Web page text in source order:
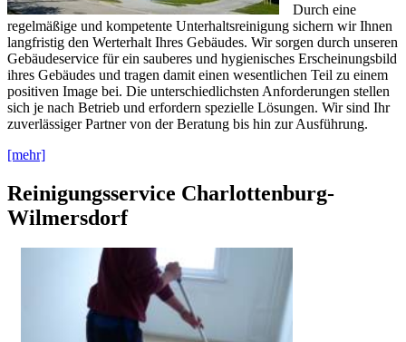
Durch eine
regelmäßige und kompetente Unterhaltsreinigung sichern wir Ihnen
langfristig den Werterhalt Ihres Gebäudes. Wir sorgen durch unseren
Gebäudeservice für ein sauberes und hygienisches Erscheinungsbild
ihres Gebäudes und tragen damit einen wesentlichen Teil zu einem
positiven Image bei. Die unterschiedlichsten Anforderungen stellen
sich je nach Betrieb und erfordern spezielle Lösungen. Wir sind Ihr
zuverlässiger Partner von der Beratung bis hin zur Ausführung.
[mehr]
Reinigungsservice Charlottenburg-
Wilmersdorf